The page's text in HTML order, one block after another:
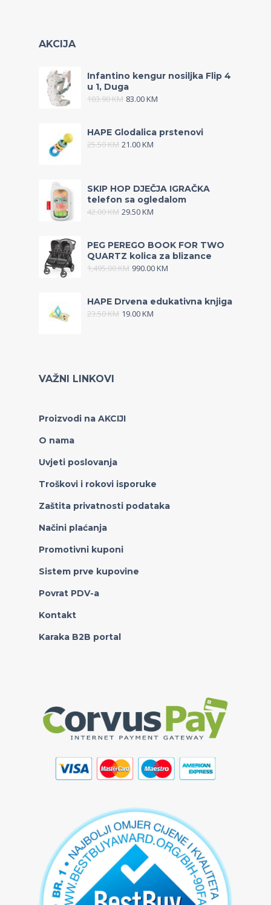
AKCIJA
Infantino kengur nosiljka Flip 4
u 1, Duga
103.90KM 83.00KM
HAPE Glodalica prstenovi
25.50KM 21.00KM
SKIP HOP DJEČJA IGRAČKA
telefon sa ogledalom
42.00KM 29.50KM
PEG PEREGO BOOK FOR TWO
QUARTZ kolica za blizance
1,495.00KM 990.00KM
HAPE Drvena edukativna knjiga
23.50KM 19.00KM
VAŽNI LINKOVI
Proizvodi na AKCIJI
O nama
Uvjeti poslovanja
Troškovi i rokovi isporuke
Zaštita privatnosti podataka
Načini plaćanja
Promotivni kuponi
Sistem prve kupovine
Povrat PDV-a
Kontakt
Karaka B2B portal